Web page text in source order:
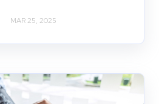
MAR 25, 2025